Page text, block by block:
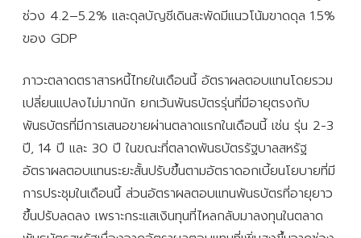
ช่วง 4.2–5.2% และดุลบัญชีเดินสะพัดมีแนวโน้มขาดดุล 1.5%
ของ GDP
ภาวะตลาดตราสารหนี้ไทยในเดือนนี้ อัตราผลตอบแทนโดยรวม
เปลี่ยนแปลงไม่มากนัก ยกเว้นพันธบัตรรุ่นที่มีอายุตรงกับ
พันธบัตรที่มีการเสนอขายผ่านตลาดแรกในเดือนนี้ เช่น รุ่น 2-3
ปี, 14 ปี และ 30 ปี ในขณะที่ตลาดพันธบัตรรัฐบาลสหรัฐ
อัตราผลตอบแทนระยะสั้นปรับขึ้นตามอัตราดอกเบี้ยนโยบายที่มี
การประชุมในเดือนนี้ ส่วนอัตราผลตอบแทนพันธบัตรที่อายุยาว
ขึ้นปรับลดลง เพราะกระแสเงินทุนที่ไหลกลับมาลงทุนในตลาด